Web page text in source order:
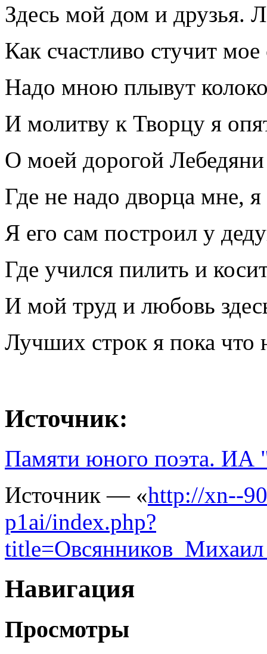
Здесь мой дом и друзья.
Как счастливо стучит
Надо мною плывут
И молитву к Творцу я
О моей дорогой Лебедяни
Где не надо дворца мне,
Я его сам построил у
Где учился пилить и
И мой труд и любовь
Лучших строк я пока что
Источник:
Памяти юного поэта. ИА
Источник — «http://xn--
p1ai/index.php?
Навигация
Просмотры